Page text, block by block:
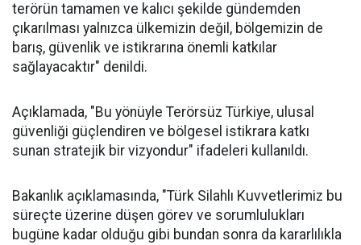
terörün tamamen ve kalıcı şekilde gündemden
çıkarılması yalnızca ülkemizin değil, bölgemizin de
barış, güvenlik ve istikrarına önemli katkılar
sağlayacaktır" denildi.
Açıklamada, "Bu yönüyle Terörsüz Türkiye, ulusal
güvenliği güçlendiren ve bölgesel istikrara katkı
sunan stratejik bir vizyondur" ifadeleri kullanıldı.
Bakanlık açıklamasında, "Türk Silahlı Kuvvetlerimiz bu
süreçte üzerine düşen görev ve sorumlulukları
bugüne kadar olduğu gibi bundan sonra da kararlılıkla